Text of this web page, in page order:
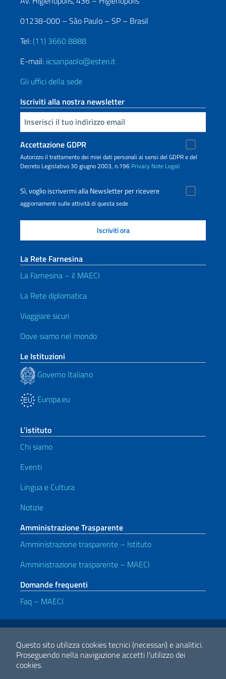
Questo sito utilizza cookies tecnici (necessari) e analitici.
Proseguendo nella navigazione accetti l'utilizzo dei
cookies.
01238-000 – São Paulo – SP – Brasil
Tel: (11) 3660 8888
E-mail: iicsanpaolo@esteri.it
Gli uffici della sede
Iscriviti alla nostra newsletter
Inserisci la tua email
Accettazione GDPR
Autorizzo il trattamento dei miei dati personali ai sensi del GDPR e del
Decreto Legislativo 30 giugno 2003, n.196 Privacy Note Legali
Sì, voglio iscrivermi alla Newsletter per ricevere
aggiornamenti sulle attività di questa sede
La Rete Farnesina
La Farnesina – il MAECI
La Rete diplomatica
Viaggiare sicuri
Dove siamo nel mondo
Le Istituzioni
Governo Italiano
Europa.eu
L’istituto
Chi siamo
Eventi
Lingua e Cultura
Notizie
Amministrazione Trasparente
Amministrazione trasparente – Istituto
Amministrazione trasparente – MAECI
Domande frequenti
Faq – MAECI
Link Utili